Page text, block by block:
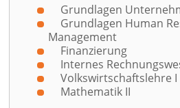
Grundlagen
Grundlagen Human
Management
Finanzierung
Internes
Volkswirtschaftslehre I
Mathematik II